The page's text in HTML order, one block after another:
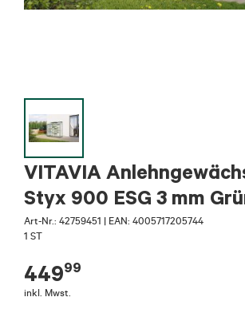
VITAVIA
Styx 900 ESG 3 mm
Art-Nr.: 42759451 | EAN: 4005717205744
1 ST
44999
inkl. Mwst.